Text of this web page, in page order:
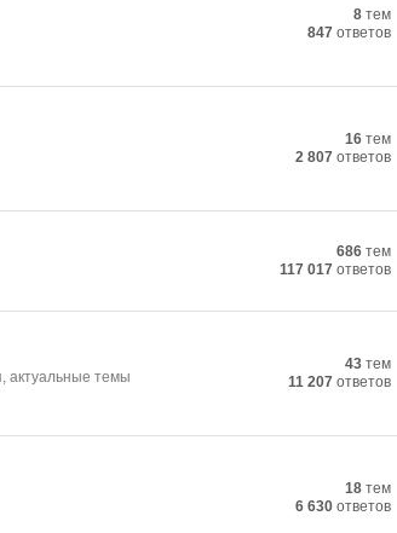
8 тем
847 ответов
16 тем
2 807 ответов
686 тем
117 017 ответов
актуальные темы
43 тем
11 207 ответов
18 тем
6 630 ответов